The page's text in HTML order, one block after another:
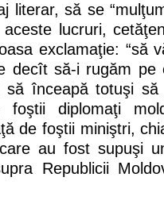
literar, să se
lucruri,
exclamaţie: “să
decît să-i rugăm pe
să înceapă totuşi
diplomaţi
de foştii miniştri,
au fost supuşi
Republicii